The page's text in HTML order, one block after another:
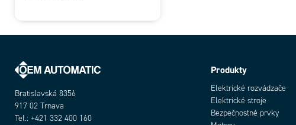
Bratislavská 8356
917 02 Trnava
Tel.: +421 332 400 160
Produkty
Elektrické rozvádzače
Elektrické stroje
Bezpečnostné prvky